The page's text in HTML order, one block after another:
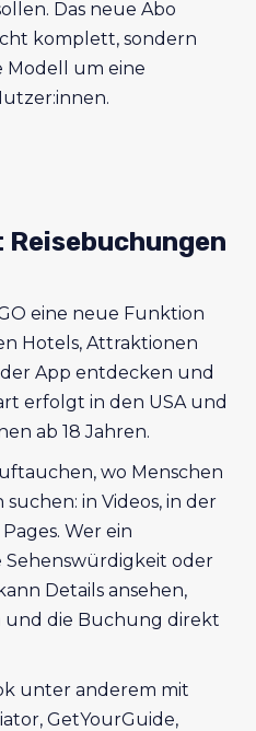
Das neue Abo
komplett, sondern
Modell um eine
Reisebuchungen
eine neue Funktion
Hotels, Attraktionen
App entdecken und
erfolgt in den USA und
ab 18 Jahren.
wo Menschen
in Videos, in der
Wer ein
Sehenswürdigkeit oder
Details ansehen,
die Buchung direkt
unter anderem mit
GetYourGuide,